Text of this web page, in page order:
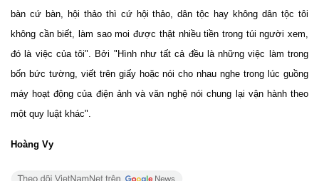
bàn cứ bàn, hội thảo thì cứ hội thảo, dân tộc hay không dân tộc tôi
không cần biết, làm sao moi được thật nhiều tiền trong túi người xem,
đó là việc của tôi". Bởi "Hình như tất cả đều là những việc làm trong
bốn bức tường, viết trên giấy hoặc nói cho nhau nghe trong lúc guồng
máy hoạt động của điện ảnh và văn nghệ nói chung lại vận hành theo
một quy luật khác".
Hoàng Vy